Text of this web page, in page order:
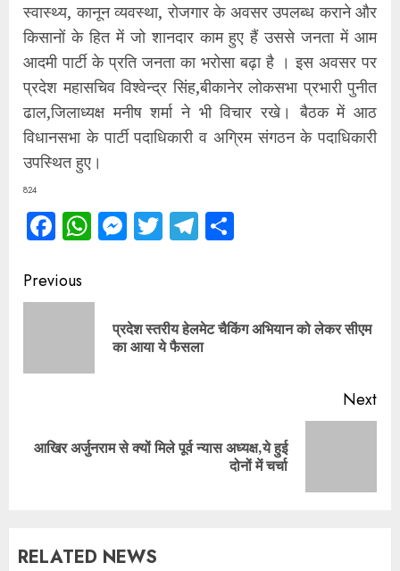
स्वास्थ्य, कानून व्यवस्था, रोजगार के अवसर उपलब्ध कराने और
किसानों के हित में जो शानदार काम हुए हैं उससे जनता में आम
आदमी पार्टी के प्रति जनता का भरोसा बढ़ा है । इस अवसर पर
प्रदेश महासचिव विश्वेन्द्र सिंह,बीकानेर लोकसभा प्रभारी पुनीत
ढाल,जिलाध्यक्ष मनीष शर्मा ने भी विचार रखे। बैठक में आठ
विधानसभा के पार्टी पदाधिकारी व अग्रिम संगठन के पदाधिकारी
उपस्थित हुए।
824
Facebook
WhatsApp
Messenger
TwitterTelegram
Continue
Reading
Previous
प्रदेश स्तरीय हेलमेट चैकिंग अभियान को लेकर सीएम
का आया ये फैसला
Next
Next
आखिर अर्जुनराम से क्यों मिले पूर्व न्यास अध्यक्ष,ये हुई
दोनों में चर्चा
RELATED NEWS